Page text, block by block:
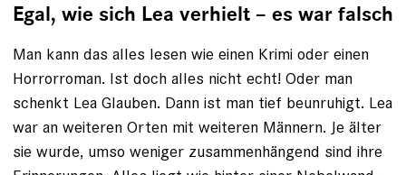
Egal, wie sich Lea verhielt – es war falsch
Man kann das alles lesen wie einen Krimi oder einen
Horrorroman. Ist doch alles nicht echt! Oder man
schenkt Lea Glauben. Dann ist man tief beunruhigt. Lea
war an weiteren Orten mit weiteren Männern. Je älter
sie wurde, umso weniger zusammenhängend sind ihre